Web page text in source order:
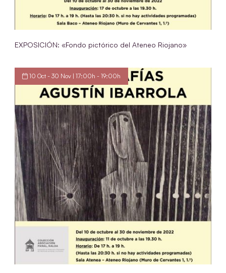
EXPOSICIÓN: «Fondo pictórico del Ateneo Riojano»
10 Oct - 30 Nov | 17:00h - 19:00h